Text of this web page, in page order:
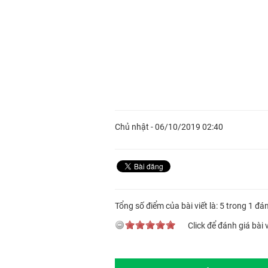
Chủ nhật - 06/10/2019 02:40
Tổng số điểm của bài viết là: 5 trong 1
Click để đánh giá bài